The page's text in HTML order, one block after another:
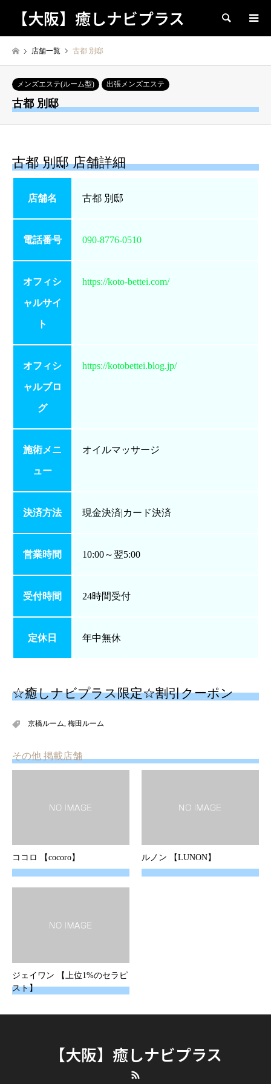
【大阪】癒しナビプラス 検索
店舗一覧 古都 別邸
メンズエステ(ルーム型) 出張メンズエステ
古都 別邸
古都 別邸 店舗詳細
店舗名 古都 別邸
電話番号 090-8776-0510
オフィシ
ャルサイ
ト
https://koto-bettei.com/
オフィシ
ャルブロ
グ
https://kotobettei.blog.jp/
施術メニ
ュー
オイルマッサージ
決済方法 現金決済|カード決済
営業時間 10:00～翌5:00
受付時間 24時間受付
定休日 年中無休
☆癒しナビプラス限定☆割引クーポン
京橋ルーム 梅田ルーム
その他 掲載店舗
ココロ 【cocoro】 ルノン 【LUNON】
ジェイワン 【上位1%のセラピ
スト】
【大阪】癒しナビプラス